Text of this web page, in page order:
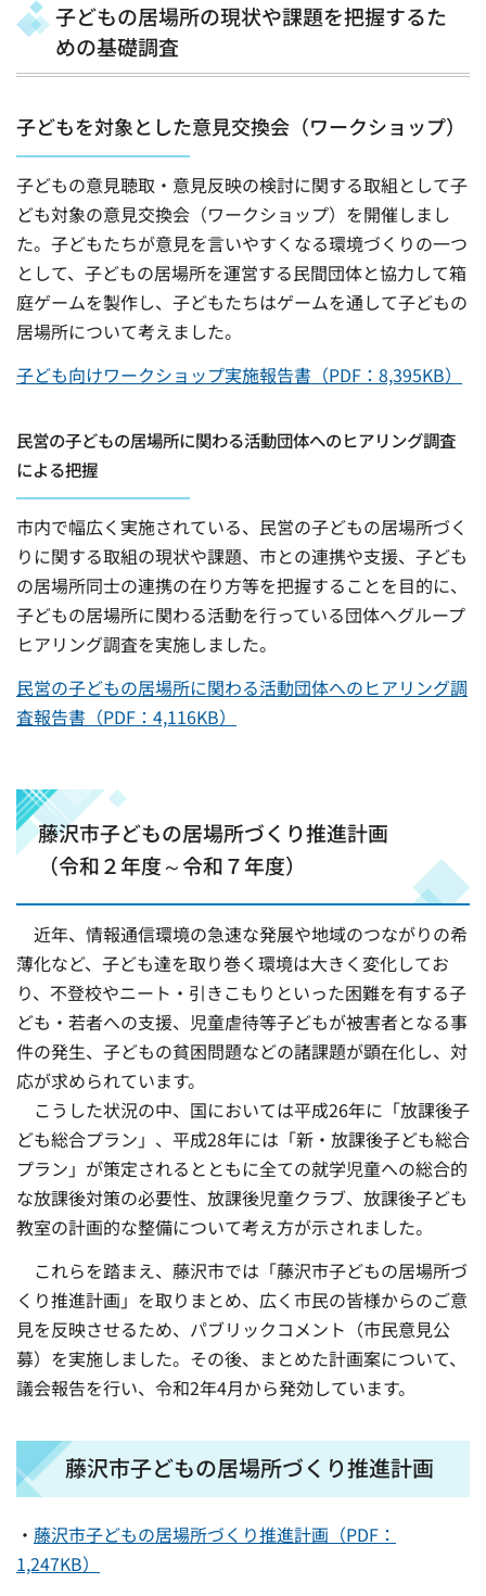
子どもの居場所の現状や課題を把握するた
めの基礎調査
子どもを対象とした意見交換会（ワークショップ）
子どもの意見聴取・意見反映の検討に関する取組として子
ども対象の意見交換会（ワークショップ）を開催しまし
た。子どもたちが意見を言いやすくなる環境づくりの一つ
として、子どもの居場所を運営する民間団体と協力して箱
庭ゲームを製作し、子どもたちはゲームを通して子どもの
居場所について考えました。
子ども向けワークショップ実施報告書（PDF：8,395KB）
民営の子どもの居場所に関わる活動団体へのヒアリング調査
による把握
市内で幅広く実施されている、民営の子どもの居場所づく
りに関する取組の現状や課題、市との連携や支援、子ども
の居場所同士の連携の在り方等を把握することを目的に、
子どもの居場所に関わる活動を行っている団体へグループ
ヒアリング調査を実施しました。
民営の子どもの居場所に関わる活動団体へのヒアリング調
査報告書（PDF：4,116KB）
藤沢市子どもの居場所づくり推進計画
（令和２年度～令和７年度）
近年、情報通信環境の急速な発展や地域のつながりの希
薄化など、子ども達を取り巻く環境は大きく変化してお
り、不登校やニート・引きこもりといった困難を有する子
ども・若者への支援、児童虐待等子どもが被害者となる事
件の発生、子どもの貧困問題などの諸課題が顕在化し、対
応が求められています。
こうした状況の中、国においては平成26年に「放課後子
ども総合プラン」、平成28年には「新・放課後子ども総合
プラン」が策定されるとともに全ての就学児童への総合的
な放課後対策の必要性、放課後児童クラブ、放課後子ども
教室の計画的な整備について考え方が示されました。
これらを踏まえ、藤沢市では「藤沢市子どもの居場所づ
くり推進計画」を取りまとめ、広く市民の皆様からのご意
見を反映させるため、パブリックコメント（市民意見公
募）を実施しました。その後、まとめた計画案について、
議会報告を行い、令和2年4月から発効しています。
藤沢市子どもの居場所づくり推進計画
・ 藤沢市子どもの居場所づくり推進計画（PDF：
1,247KB）